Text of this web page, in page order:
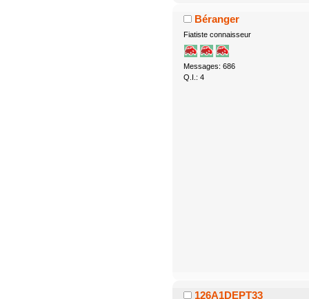
Béranger
Fiatiste connaisseur
Messages: 686
Q.I.: 4
126A1DEPT33